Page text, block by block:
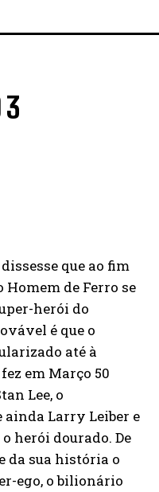
3
que ao fim
de Ferro se
herói do
é que o
até à
em Março 50
Lee, o
Larry Leiber e
herói dourado. De
da sua história o
ego, o bilionário